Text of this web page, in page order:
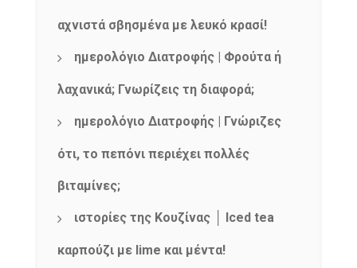
αχνιστά σβησμένα με λευκό κρασί!
ημερολόγιο Διατροφής | Φρούτα ή
λαχανικά; Γνωρίζεις τη διαφορά;
ημερολόγιο Διατροφής | Γνώριζες
ότι, το πεπόνι περιέχει πολλές
βιταμίνες;
ιστορίες της Κουζίνας │ Iced tea
καρπούζι με lime και μέντα!